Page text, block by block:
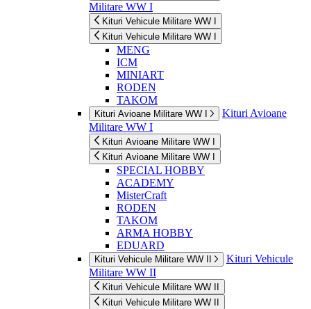
Militare WW I
Kituri Vehicule Militare WW I
Kituri Vehicule Militare WW I
MENG
ICM
MINIART
RODEN
TAKOM
Kituri Avioane Militare WW I
Kituri Avioane
Militare WW I
Kituri Avioane Militare WW I
Kituri Avioane Militare WW I
SPECIAL HOBBY
ACADEMY
MisterCraft
RODEN
TAKOM
ARMA HOBBY
EDUARD
Kituri Vehicule Militare WW II
Kituri Vehicule
Militare WW II
Kituri Vehicule Militare WW II
Kituri Vehicule Militare WW II